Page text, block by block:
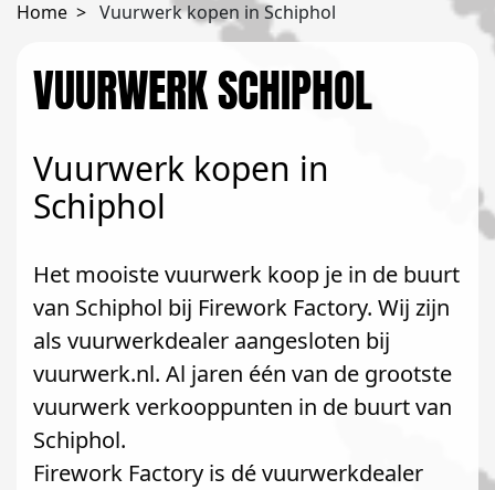
Home Vuurwerk kopen in Schiphol
VUURWERK SCHIPHOL
Vuurwerk kopen in
Schiphol
Het mooiste vuurwerk koop je in de buurt
van Schiphol bij Firework Factory. Wij zijn
als vuurwerkdealer aangesloten bij
vuurwerk.nl. Al jaren één van de grootste
vuurwerk verkooppunten in de buurt van
Schiphol.
Firework Factory is dé vuurwerkdealer